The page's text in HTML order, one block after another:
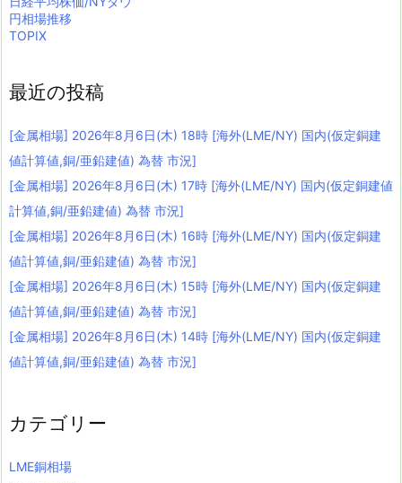
円相場推移
TOPIX
最近の投稿
[金属相場] 2026年8月6日(木) 18時 [海外(LME/NY) 国内(仮定銅建
値計算値,銅/亜鉛建値) 為替 市況]
[金属相場] 2026年8月6日(木) 17時 [海外(LME/NY) 国内(仮定銅建値
計算値,銅/亜鉛建値) 為替 市況]
[金属相場] 2026年8月6日(木) 16時 [海外(LME/NY) 国内(仮定銅建
値計算値,銅/亜鉛建値) 為替 市況]
[金属相場] 2026年8月6日(木) 15時 [海外(LME/NY) 国内(仮定銅建
値計算値,銅/亜鉛建値) 為替 市況]
[金属相場] 2026年8月6日(木) 14時 [海外(LME/NY) 国内(仮定銅建
値計算値,銅/亜鉛建値) 為替 市況]
カテゴリー
LME銅相場